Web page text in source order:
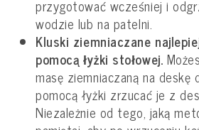
przygotować wcześniej i
wodzie lub na patelni.
Kluski ziemniaczane
pomocą łyżki stołowej.
masę ziemniaczaną na deskę
pomocą łyżki zrzucać je z
Niezależnie od tego, jaką